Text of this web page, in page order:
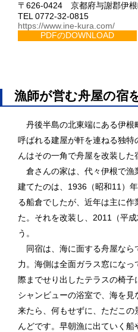
〒626-0424 京都府与謝郡伊根
TEL 0772-32-0815
https://www.ine-kura.com/
PDFのDOWNLOAD
漁師が営む舟屋の宿
丹後半島の北東端にある伊根
呼ばれる建屋が軒を連ねる独特
んはその一角で舟屋を改装した
倉さんの家は、代々伊根で漁
建てたのは、1936（昭和11）
る船倉でしたが、近年は主に
た。それを改装し、2011（平
う。
同宿は、海に面する舟屋なら
力。海側は全面ガラス窓にな
際までせり出したテラスの椅
シャンビューの浴室で、海を
来たら、何もせずに、ただこの
んどです。早朝漁に出ていく船